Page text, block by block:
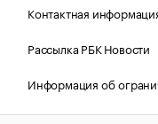
Контактная
Рассылка РБК Новости
Информация об
Правовая информация